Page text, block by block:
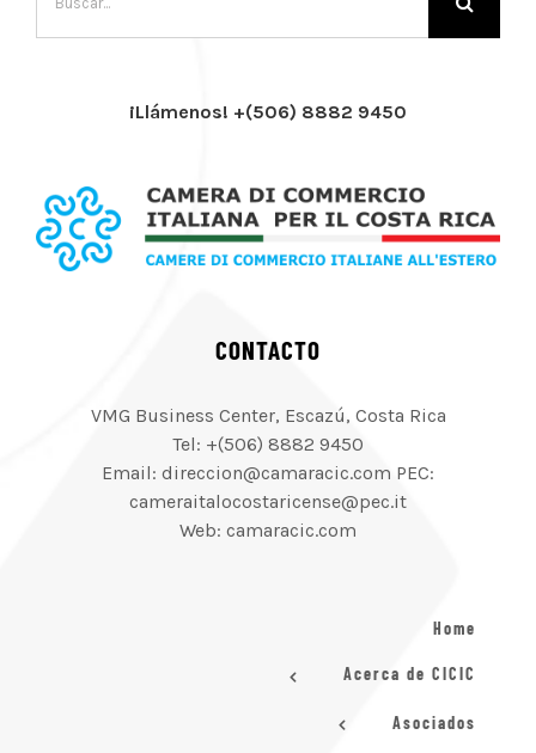
¡Llámenos! +(506) 8882 9450
CONTACTO
VMG Business Center, Escazú, Costa Rica
Tel: +(506) 8882 9450
Email: direccion@camaracic.com PEC:
cameraitalocostaricense@pec.it
Web: camaracic.com
Home
Acerca de CICIC
Asociados